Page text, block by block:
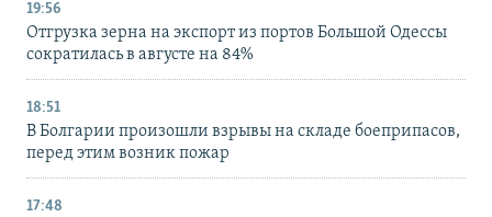
19:56
Отгрузка зерна на экспорт из портов Большой Одессы
сократилась в августе на 84%
18:51
В Болгарии произошли взрывы на складе боеприпасов,
перед этим возник пожар
17:48